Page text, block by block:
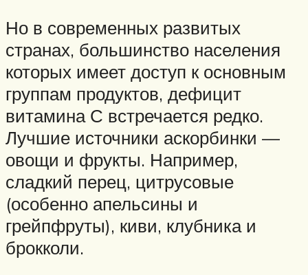
Но в современных развитых
странах, большинство населения
которых имеет доступ к основным
группам продуктов, дефицит
витамина С встречается редко.
Лучшие источники аскорбинки —
овощи и фрукты. Например,
сладкий перец, цитрусовые
(особенно апельсины и
грейпфруты), киви, клубника и
брокколи.